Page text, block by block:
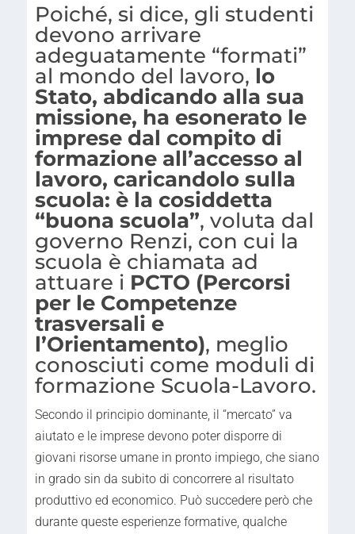
Poiché, si dice, gli studenti
devono arrivare
adeguatamente “formati”
al mondo del lavoro, lo
Stato, abdicando alla sua
missione, ha esonerato le
imprese dal compito di
formazione all’accesso al
lavoro, caricandolo sulla
scuola: è la cosiddetta
“buona scuola”, voluta dal
governo Renzi, con cui la
scuola è chiamata ad
attuare i PCTO (Percorsi
per le Competenze
trasversali e
l’Orientamento), meglio
conosciuti come moduli di
formazione Scuola-Lavoro.
Secondo il principio dominante, il “mercato” va
aiutato e le imprese devono poter disporre di
giovani risorse umane in pronto impiego, che siano
in grado sin da subito di concorrere al risultato
produttivo ed economico. Può succedere però che
durante queste esperienze formative, qualche